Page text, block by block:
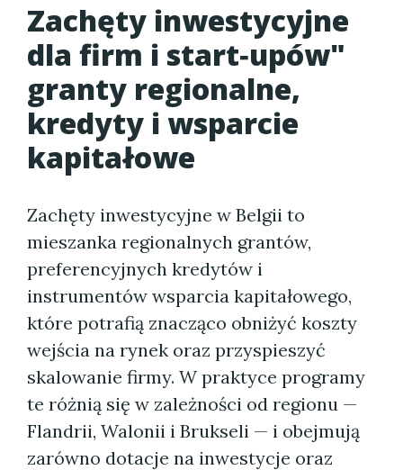
Zachęty inwestycyjne
dla firm i start‑upów"
granty regionalne,
kredyty i wsparcie
kapitałowe
Zachęty inwestycyjne w Belgii to
mieszanka regionalnych grantów,
preferencyjnych kredytów i
instrumentów wsparcia kapitałowego,
które potrafią znacząco obniżyć koszty
wejścia na rynek oraz przyspieszyć
skalowanie firmy. W praktyce programy
te różnią się w zależności od regionu —
Flandrii, Walonii i Brukseli — i obejmują
zarówno dotacje na inwestycje oraz